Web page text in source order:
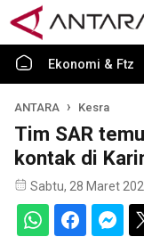
Ekonomi & Ftz
ANTARA Kesra
Tim SAR
kontak di
Sabtu, 28 Maret